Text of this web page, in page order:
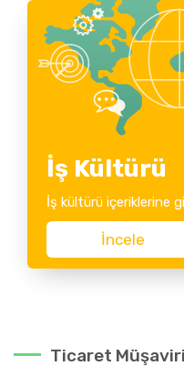
İş Kültürü
İş kültürü içeriklerine
İncele
Ticaret